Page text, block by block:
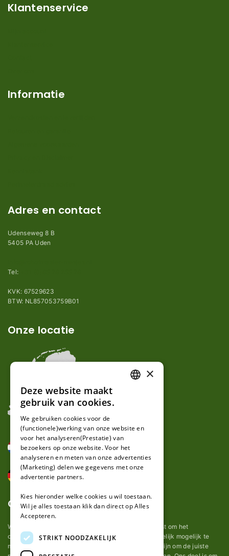
Klantenservice
Informatie
Adres en contact
Udenseweg 8 B
5405 PA Uden
Tel:
KVK: 67529623
BTW: NL857053759B01
Onze locatie
Over ons
Wij van robotmaaier-mesjes.nl doen ons uiterste best om het
onderhoud van robot grasmaaier mesjes zo gemakkelijk mogelijk te
maken. Uit ervaring merkten we hoe lastig het kan zijn om de juiste
GERMAN
×
Deze website maakt
gebruik van cookies.
We gebruiken cookies voor de
(functionele)werking van onze website en
voor het analyseren(Prestatie) van
bezoekers op onze website. Voor het
analyseren en meten van onze advertenties
(Marketing) delen we gegevens met onze
advertentie partners.
Kies hieronder welke cookies u wil toestaan.
Wil je alles toestaan klik dan direct op Alles
Accepteren.
STRIKT NOODZAKELIJK